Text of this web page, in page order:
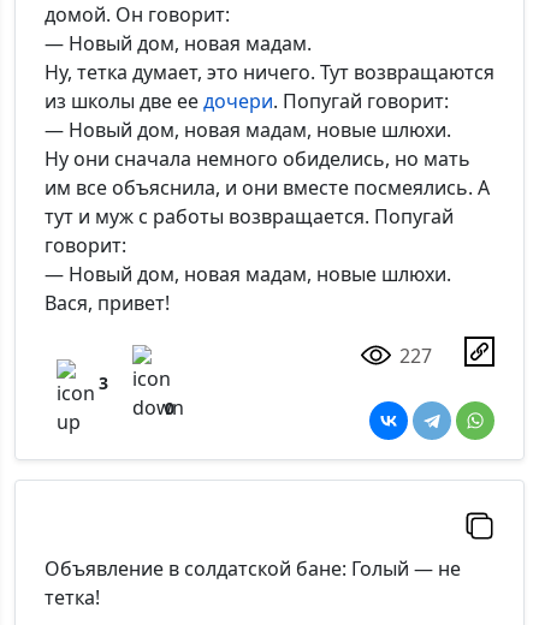
домой. Он говорит:
— Новый дом, новая мадам.
Ну, тетка думает, это ничего. Тут возвращаются
из школы две еедочери. Попугай говорит:
— Новый дом, новая мадам, новые шлюхи.
Ну они сначала немного обиделись, но мать
им все объяснила, и они вместе посмеялись. А
тут и муж с работы возвращается. Попугай
говорит:
— Новый дом, новая мадам, новые шлюхи.
Вася, привет!
3
0
227
Объявление в солдатской бане: Голый — не
тетка!